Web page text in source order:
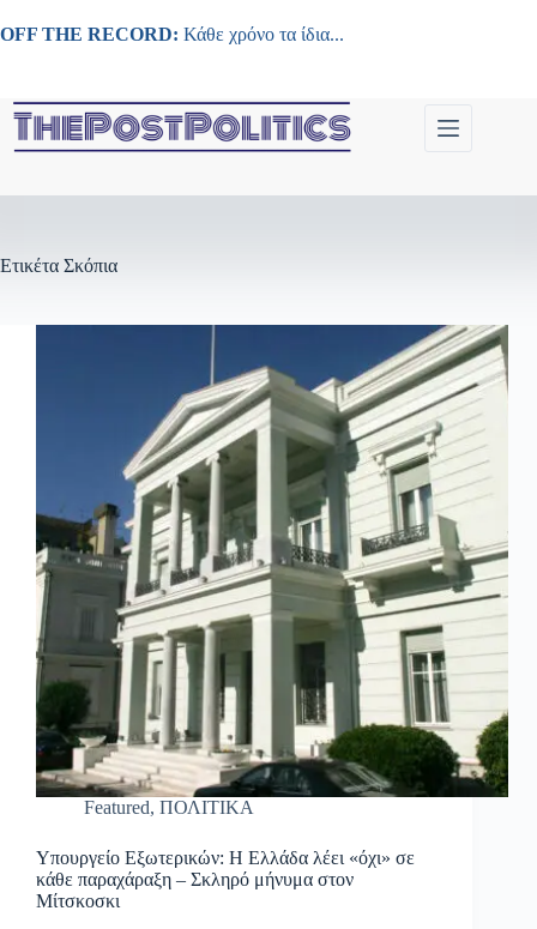
στο
OFF THE RECORD: Κάθε χρόνο τα ίδια...
Ετικέτα Σκόπια
Featured, ΠΟΛΙΤΙΚΑ
Υπουργείο Εξωτερικών: Η Ελλάδα λέει «όχι» σε
κάθε παραχάραξη – Σκληρό μήνυμα στον
Μίτσκοσκι